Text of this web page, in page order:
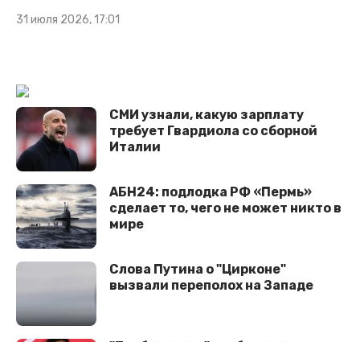
31 июля 2026, 17:01
СМИ узнали, какую зарплату
требует Гвардиола со сборной
Италии
АБН24: подлодка РФ «Пермь»
сделает то, чего не может никто в
мире
Cлова Путина о "Цирконе"
вызвали переполох на Западе